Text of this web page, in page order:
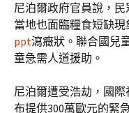
尼泊爾政府官員說，
當地也面臨糧食短缺
ppt瀉癥狀。聯合國兒
童急需人道援助。
尼泊爾遭受浩劫，國
布提供300萬歐元的緊